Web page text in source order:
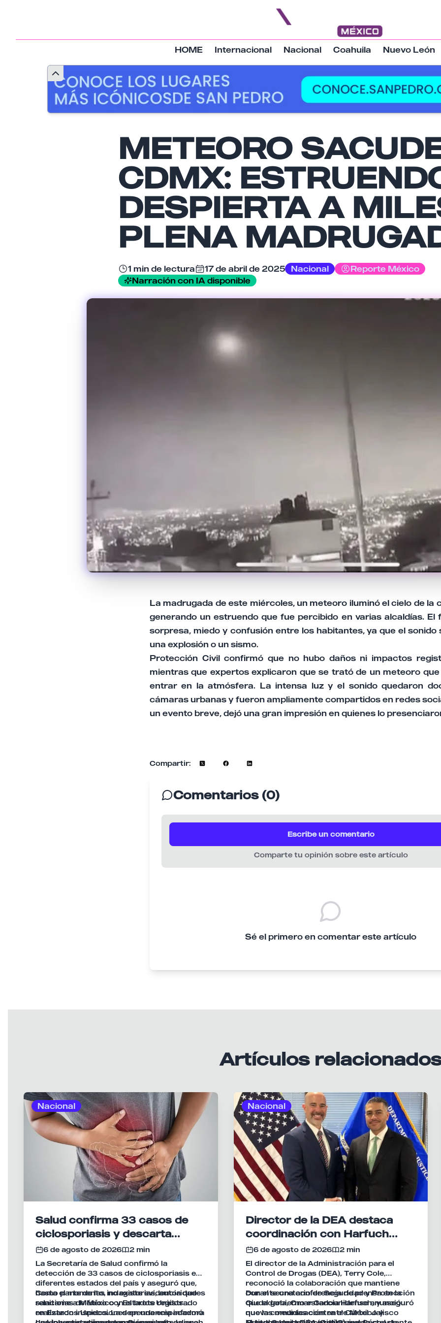
HOME Internacional Nacional Coahuila Nuevo León
METEORO
CDMX:
DESPIERTA A
PLENA
1 min de lectura 17 de abril de 2025 Nacional
Reporte México
Narración con IA disponible
La madrugada de este miércoles, un meteoro iluminó el cielo de la
generando un estruendo que fue percibido en varias alcaldías. El
sorpresa, miedo y confusión entre los habitantes, ya que el sonido
una explosión o un sismo.
Protección Civil confirmó que no hubo daños ni impactos
mientras que expertos explicaron que se trató de un meteoro
entrar en la atmósfera. La intensa luz y el sonido quedaron
cámaras urbanas y fueron ampliamente compartidos en redes
un evento breve, dejó una gran impresión en quienes lo
Compartir:
Comentarios (0)
Escribe un comentario
Comparte tu opinión sobre este artículo
Sé el primero en comentar este artículo
Tu comentario
Cancelar Enviar comentario
Artículos
Nacional
Salud confirma 33 casos de
ciclosporiasis y descarta
vínculo con brote en Estados
Unidos
6 de agosto de 2026
2 min
La Secretaría de Salud confirmó la
detección de 33 casos de ciclosporiasis en
diferentes estados del país y aseguró que,
hasta el momento, no existe evidencia que
relacione a México con el brote registrado
en Estados Unidos. La dependencia informó
Como parte de las indagatorias, autoridades
sanitarias de México y Estados Unidos
realizaron inspecciones en una empacadora
Nacional
Director de la DEA destaca
coordinación con Harfuch
para combatir al crimen
organizado
6 de agosto de 2026
2 min
El director de la Administración para el
Control de Drogas (DEA), Terry Cole,
reconoció la colaboración que mantiene
con el secretario de Seguridad y Protección
Ciudadana, Omar García Harfuch, y aseguró
que la comunicación entre México y
Durante una conferencia de prensa en la
que el gobierno estadounidense anunció
nuevas medidas contra el Cártel Jalisco